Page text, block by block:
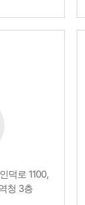
덕로 1100,
청 3층